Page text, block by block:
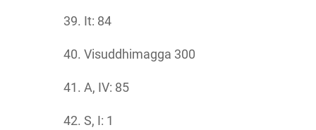
It: 84
Visuddhimagga 300
A, IV: 85
S, I: 1